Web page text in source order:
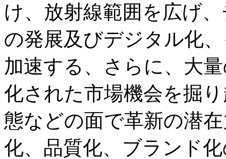
け、放射線範囲を広げ
の発展及びデジタル化
加速する、さらに、大
化された市場機会を掘
態などの面で革新の潜
化、品質化、ブランド